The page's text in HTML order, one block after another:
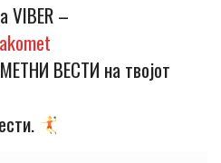
VIBER –
ВЕСТИ на твојот